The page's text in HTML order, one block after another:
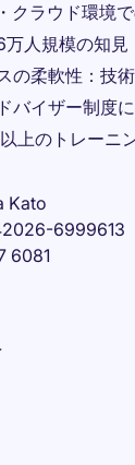
クラウド環境
万人規模の知
の柔軟性：技
バイザー制度
上のトレーニ
Kato
6999613
6081